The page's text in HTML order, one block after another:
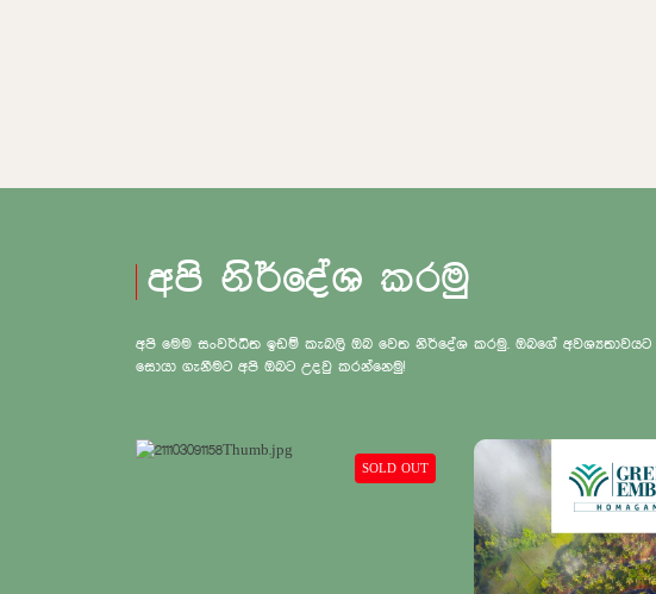
අපි නිර්දේශ කරමු
අපි මෙම සංවර්ධිත ඉඩම් කැබලි ඔබ වෙත නිර්දේශ කරමු. ඔබගේ අවශ්‍යතාවයට
සොයා ගැනීමට අපි ඔබට උදවු කරන්නෙමු!
SOLD OUT